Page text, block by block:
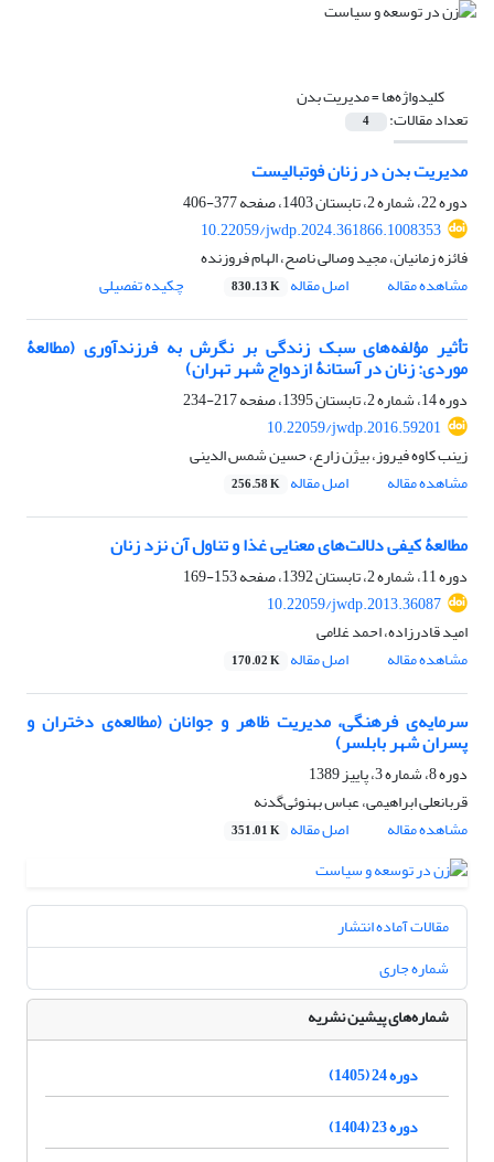
کلیدواژه‌ها =مدیریت بدن
تعداد مقالات: 4
مدیریت بدن در زنان فوتبالیست
دوره 22، شماره 2، تابستان 1403، صفحه
377-406
10.22059/jwdp.2024.361866.1008353
فائزه زمانیان، مجید وصالی ناصح، الهام فروزنده
مشاهده مقاله
اصل مقاله 830.13 K چکیده تفصیلی
تأثیر مؤلفه‌های سبک زندگی بر نگرش به فرزندآوری (مطالعۀ
موردی: زنان در آستانۀ ازدواج شهر تهران)
دوره 14، شماره 2، تابستان 1395، صفحه
217-234
10.22059/jwdp.2016.59201
زینب کاوه فیروز، بیژن زارع، حسین شمس الدینی
مشاهده مقاله
اصل مقاله 256.58 K
مطالعۀ کیفی دلالت‌های معنایی غذا و تناول آن نزد زنان
دوره 11، شماره 2، تابستان 1392، صفحه
153-169
10.22059/jwdp.2013.36087
امید قادرزاده، احمد غلامی
مشاهده مقاله
اصل مقاله 170.02 K
سرمایه‌ی فرهنگی، مدیریت ظاهر و جوانان (مطالعه‌ی دختران و
پسران شهر بابلسر)
دوره 8، شماره 3، پاییز 1389
قربانعلی ابراهیمی، عباس بهنوئی‌گدنه
مشاهده مقاله
اصل مقاله 351.01 K
مقالات آماده انتشار
شماره جاری
شماره‌های پیشین نشریه
دوره 24 (1405)
دوره 23 (1404)